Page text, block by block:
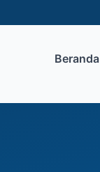
Beranda